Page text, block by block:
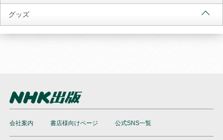
グッズ
会社案内 書店様向けページ 公式SNS一覧